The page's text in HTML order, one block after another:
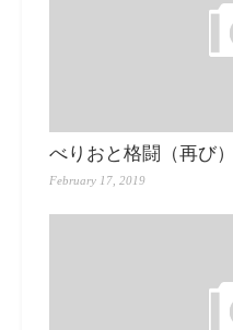
べりおと格闘（再び）
February 17, 2019